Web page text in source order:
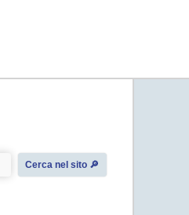
Cerca nel sito 🔎︎